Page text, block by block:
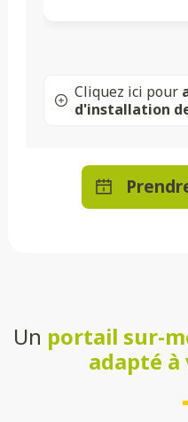
Cliquez ici pour
d'installation
Un portail sur-
adapté à